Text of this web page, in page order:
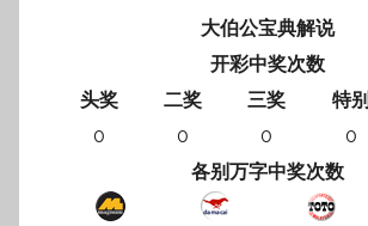
大伯公宝典解说
开彩中奖次数
头奖
二奖 三奖 特别
0
0 0 0
各别万字中奖次数